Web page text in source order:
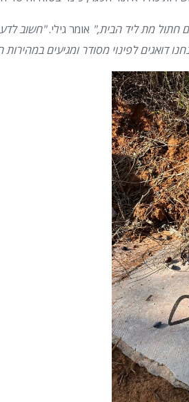
חתול מת ליד הבית," אומר גילי."חשוב
דואגים לפינוי מסודר ומגיעים